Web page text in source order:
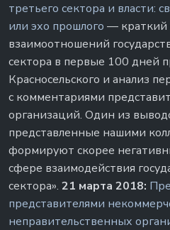
третьего сектора и власти:
или эхо прошлого — краткий
взаимоотношений
сектора в первые 100 дней
Красносельского и анализ
с комментариями
организаций. Один из
представленные нашими
формируют скорее
сфере взаимодействия
сектора». 21 марта 2018:
представителями
неправительственных